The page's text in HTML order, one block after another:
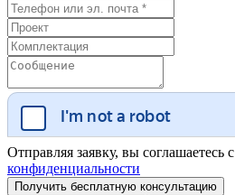
Отправляя заявку, вы соглашаетесь с
конфиденциальности